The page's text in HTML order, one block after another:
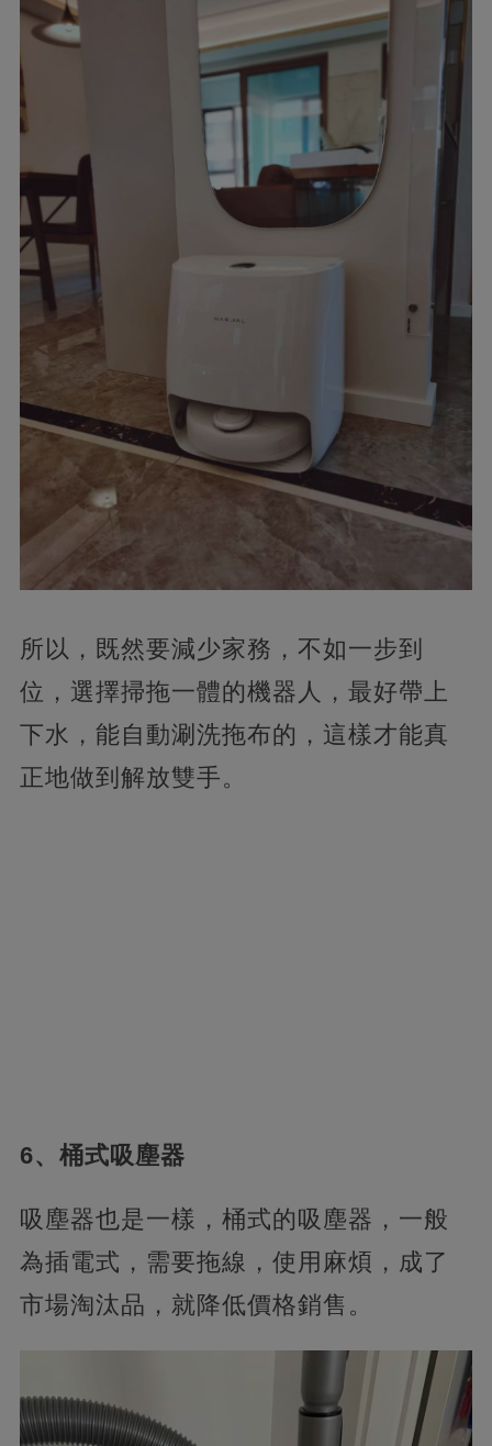
所以，既然要減少家務，不如一步到
位，選擇掃拖一體的機器人，最好帶上
下水，能自動涮洗拖布的，這樣才能真
正地做到解放雙手。
6、桶式吸塵器
吸塵器也是一樣，桶式的吸塵器，一般
為插電式，需要拖線，使用麻煩，成了
市場淘汰品，就降低價格銷售。